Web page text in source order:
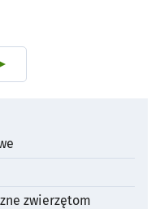
Z DZIAŁUKLIMAT I PRZYRODA
zwierzętom